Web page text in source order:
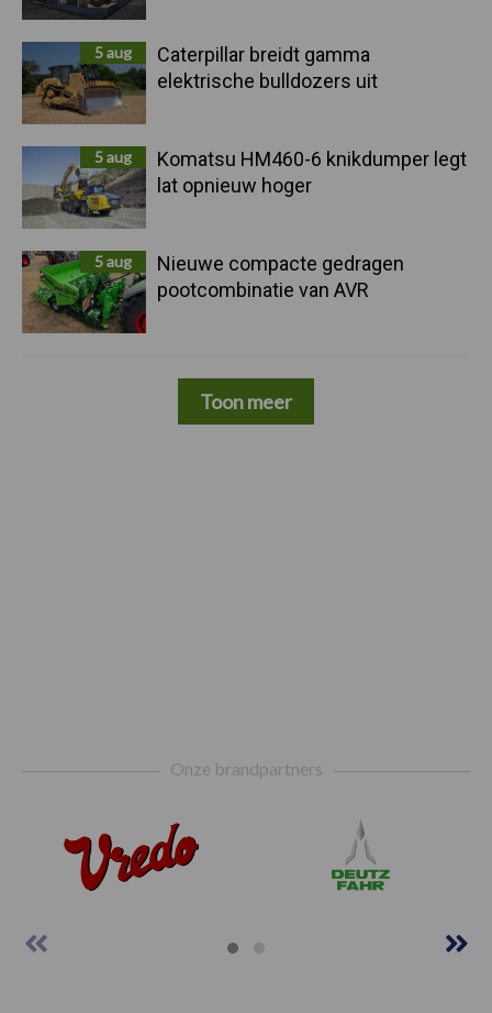
5 aug
Caterpillar breidt gamma
elektrische bulldozers uit
5 aug
Komatsu HM460-6 knikdumper legt
lat opnieuw hoger
5 aug
Nieuwe compacte gedragen
pootcombinatie van AVR
Toon meer
Onze brandpartners